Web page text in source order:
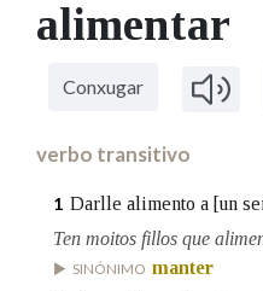
Facebook
TwitterYoutubeInstagram
Bluesky
BUSCAR NOS LEMAS
Comeza por
Contén
alimentar
Conxugar
verbo transitivo
1 Darlle alimento a [un
Ten moitos fillos que
SINÓNIMO manter